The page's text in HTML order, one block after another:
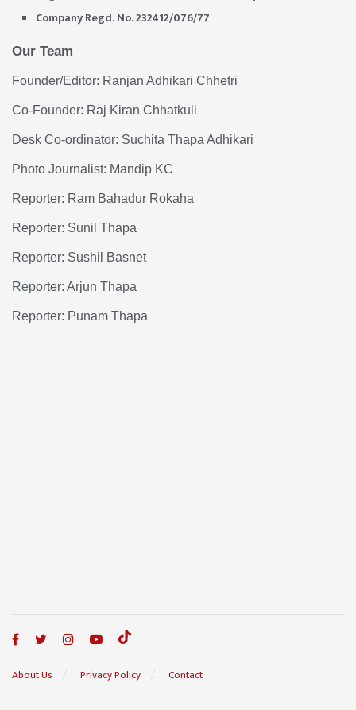
Company Regd. No. 232412/076/77
Our Team
Founder/Editor: Ranjan Adhikari Chhetri
Co-Founder: Raj Kiran Chhatkuli
Desk Co-ordinator: Suchita Thapa Adhikari
Photo Journalist: Mandip KC
Reporter: Ram Bahadur Rokaha
Reporter: Sunil Thapa
Reporter: Sushil Basnet
Reporter: Arjun Thapa
Reporter: Punam Thapa
About Us Privacy Policy Contact